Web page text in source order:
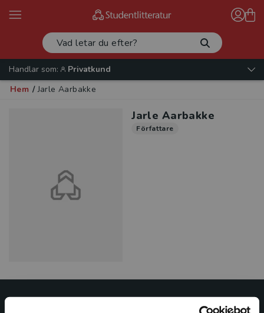
Handlar som:
Privatkund
Hem / Jarle Aarbakke
Jarle Aarbakke
Författare